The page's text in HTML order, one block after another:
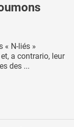
« N-liés »
a contrario, leur
des ...